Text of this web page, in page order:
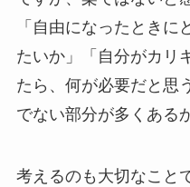
「自由になったときに
たいか」「自分がカリ
たら、何が必要だと思
でない部分が多くある
考えるのも大切なこと